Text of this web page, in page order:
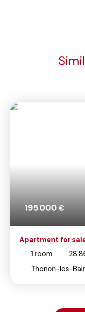
195 000€
Apartment for
1 room
Thonon-les-